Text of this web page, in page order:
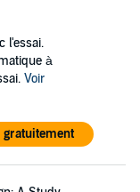
l'essai.
à
Voir
gratuitement